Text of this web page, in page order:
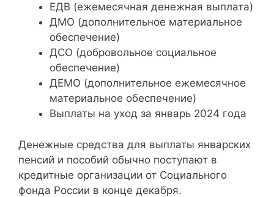
ЕДВ (ежемесячная денежная выплата)
ДМО (дополнительное материальное
обеспечение)
ДСО (добровольное социальное
обеспечение)
ДЕМО (дополнительное ежемесячное
материальное обеспечение)
Выплаты на уход за январь 2024 года
Денежные средства для выплаты январских
пенсий и пособий обычно поступают в
кредитные организации от Социального
фонда России в конце декабря.